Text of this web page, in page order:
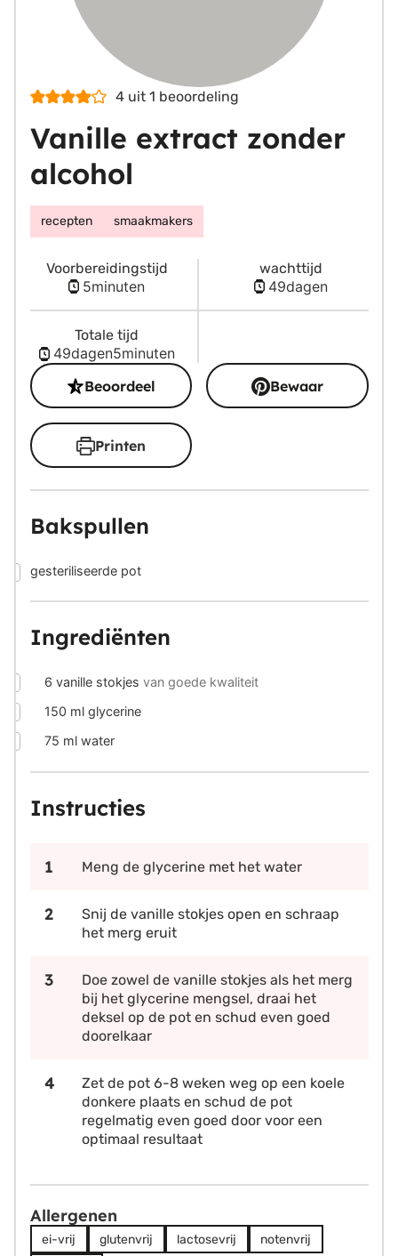
4uit 1 beoordeling
Vanille extract zonder
alcohol
recepten smaakmakers
Voorbereidingstijd
5minuten
minuten
wachttijd
49dagen
dagen
Totale tijd
49dagen
dagen5minuten
minuten
Beoordeel
Bewaar
Printen
Bakspullen
▢
gesteriliseerde pot
Ingrediënten
6 vanille stokjes van goede kwaliteit
150 ml glycerine
75 ml water
Instructies
Meng de glycerine met het water
Snij de vanille stokjes open en schraap
het merg eruit
Doe zowel de vanille stokjes als het merg
bij het glycerine mengsel, draai het
deksel op de pot en schud even goed
doorelkaar
Zet de pot 6-8 weken weg op een koele
donkere plaats en schud de pot
regelmatig even goed door voor een
optimaal resultaat
Allergenen
ei-vrij glutenvrij lactosevrij
notenvrij